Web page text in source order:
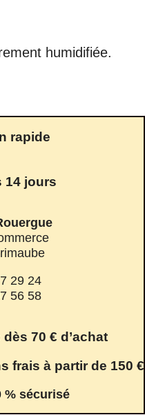
humidifiée.
rapide
14 jours
29 24
56 58
70 € d’achat
frais à partir de 150 €
% sécurisé